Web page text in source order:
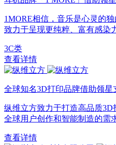
1MORE相信，音乐是心灵的
致力于呈现更纯粹、富有感染
3C类
查看详情
全球知名3D打印品牌借助领星
纵维立方致力于打造高品质
全球用户创作和智能制造的需
查看详情